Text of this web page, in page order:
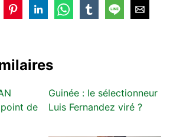
de
Guinée : le sélectionneur
Luis Fernandez viré ?